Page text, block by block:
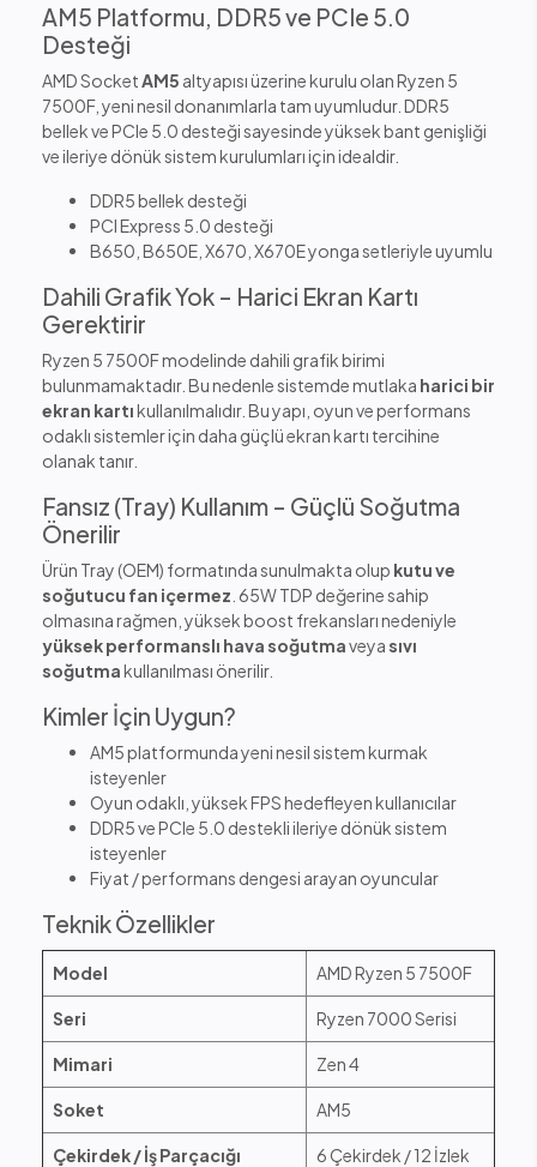
AM5 Platformu, DDR5 ve PCIe 5.0
Desteği
AMD Socket AM5 altyapısı üzerine kurulu olan Ryzen 5
7500F, yeni nesil donanımlarla tam uyumludur. DDR5
bellek ve PCIe 5.0 desteği sayesinde yüksek bant genişliği
ve ileriye dönük sistem kurulumları için idealdir.
DDR5 bellek desteği
PCI Express 5.0 desteği
B650, B650E, X670, X670E yonga setleriyle uyumlu
Dahili Grafik Yok – Harici Ekran Kartı
Gerektirir
Ryzen 5 7500F modelinde dahili grafik birimi
bulunmamaktadır. Bu nedenle sistemde mutlaka harici bir
ekran kartıkullanılmalıdır. Bu yapı, oyun ve performans
odaklı sistemler için daha güçlü ekran kartı tercihine
olanak tanır.
Fansız (Tray) Kullanım – Güçlü Soğutma
Önerilir
Ürün Tray (OEM) formatında sunulmakta olup kutu ve
soğutucu fan içermez . 65W TDP değerine sahip
olmasına rağmen, yüksek boost frekansları nedeniyle
yüksek performanslı hava soğutmaveya sıvı
soğutmakullanılması önerilir.
Kimler İçin Uygun?
AM5 platformunda yeni nesil sistem kurmak
isteyenler
Oyun odaklı, yüksek FPS hedefleyen kullanıcılar
DDR5 ve PCIe 5.0 destekli ileriye dönük sistem
isteyenler
Fiyat / performans dengesi arayan oyuncular
Teknik Özellikler
Model AMD Ryzen 5 7500F
Seri Ryzen 7000 Serisi
Mimari Zen 4
Soket AM5
Çekirdek / İş Parçacığı 6 Çekirdek / 12 İzlek